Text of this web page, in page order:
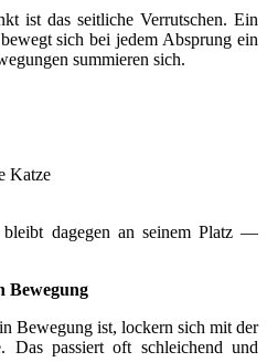
ist das seitliche Verrutschen. Ein
sich bei jedem Absprung ein
summieren sich.
Katze
dagegen an seinem Platz —
Bewegung
Bewegung ist, lockern sich mit der
Das passiert oft schleichend und